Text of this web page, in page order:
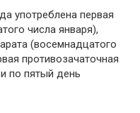
употреблена первая
числа января),
(восемнадцатого
противозачаточная
по пятый день